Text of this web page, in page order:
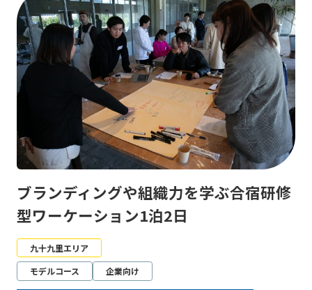
ブランディングや組織力を学ぶ合宿研修
型ワーケーション1泊2日
九十九里エリア
モデルコース
企業向け